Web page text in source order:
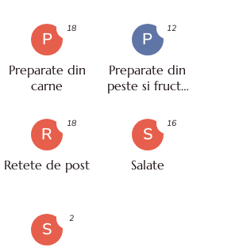
P
Preparate din
carne
18
P
Preparate din
peste si fructe
12
R
Retete de post
18
S
Salate
16
S
2